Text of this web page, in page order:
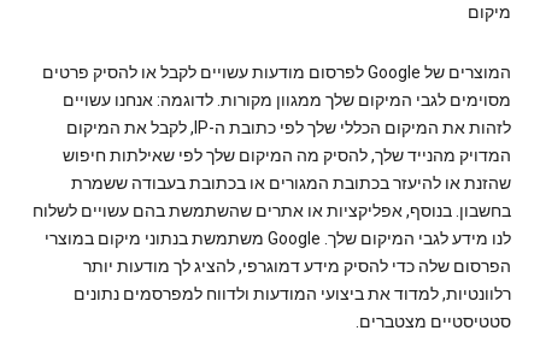
מיקום
המוצרים של Google לפרסום מודעות עשויים לקבל או להסיק פרטים
מסוימים לגבי המיקום שלך ממגוון מקורות. לדוגמה: אנחנו עשויים
לזהות את המיקום הכללי שלך לפי כתובת ה-IP, לקבל את המיקום
המדויק מהנייד שלך, להסיק מה המיקום שלך לפי שאילתות חיפוש
שהזנת או להיעזר בכתובת המגורים או בכתובת בעבודה ששמרת
בחשבון. בנוסף, אפליקציות או אתרים שהשתמשת בהם עשויים לשלוח
לנו מידע לגבי המיקום שלך. Google משתמשת בנתוני מיקום במוצרי
הפרסום שלה כדי להסיק מידע דמוגרפי, להציג לך מודעות יותר
רלוונטיות, למדוד את ביצועי המודעות ולדווח למפרסמים נתונים
סטטיסטיים מצטברים.